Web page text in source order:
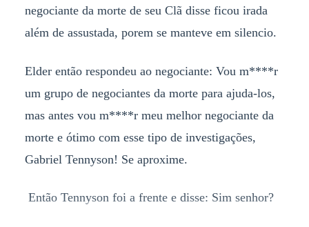
negociante da morte de seu Clã disse ficou irada
além de assustada, porem se manteve em silencio.
Elder então respondeu ao negociante: Vou m****r
um grupo de negociantes da morte para ajuda-los,
mas antes vou m****r meu melhor negociante da
morte e ótimo com esse tipo de investigações,
Gabriel Tennyson! Se aproxime.
Então Tennyson foi a frente e disse: Sim senhor?